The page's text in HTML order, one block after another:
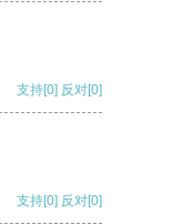
支持[0] 反对[0]
支持[0] 反对[0]